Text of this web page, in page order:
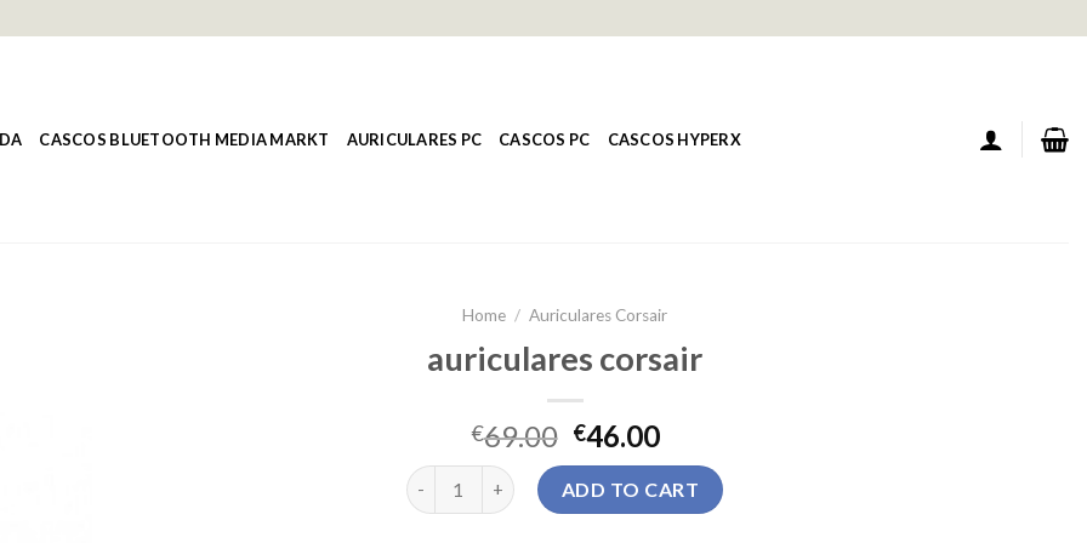
CASCOS BLUETOOTH MEDIA MARKT AURICULARES PC CASCOS PC CASCOS HYPERX
Home / Auriculares Corsair
auriculares corsair
€69.00 €46.00
auriculares corsair quantityADD TO CART